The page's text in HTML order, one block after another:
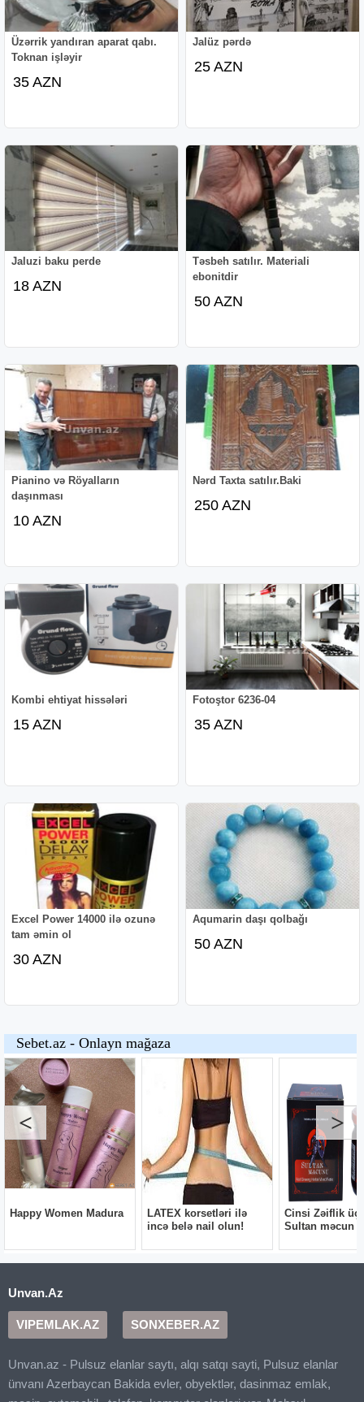
Üzərrik yandıran aparat qabı.
Toknan işləyir
35 AZN
Jalüz pərdə
25 AZN
Jaluzi baku perde
18 AZN
Təsbeh satılır. Materiali
ebonitdir
50 AZN
Pianino və Röyalların
daşınması
10 AZN
Nərd Taxta satılır.Baki
250 AZN
Kombi ehtiyat hissələri
15 AZN
Fotoştor 6236-04
35 AZN
Excel Power 14000 ilə ozunə
tam əmin ol
30 AZN
Aqumarin daşı qolbağı
50 AZN
Unvan.Az
VIPEMLAK.AZ SONXEBER.AZ
Unvan.az - Pulsuz elanlar saytı, alqı satqı sayti, Pulsuz elanlar
ünvanı Azerbaycan Bakida evler, obyektlər, dasinmaz emlak,